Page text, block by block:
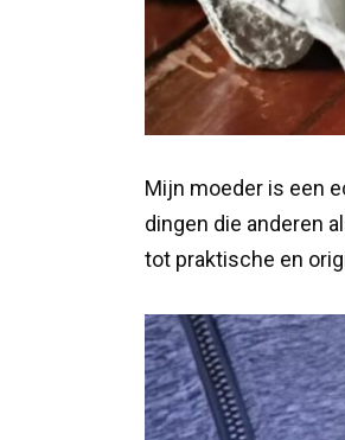
Mijn moeder is een
dingen die anderen
tot praktische en